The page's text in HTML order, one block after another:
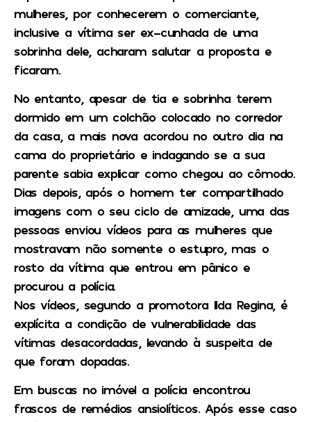
mulheres, por conhecerem o comerciante,
inclusive a vítima ser ex-cunhada de uma
sobrinha dele, acharam salutar a proposta e
ficaram.
No entanto, apesar de tia e sobrinha terem
dormido em um colchão colocado no corredor
da casa, a mais nova acordou no outro dia na
cama do proprietário e indagando se a sua
parente sabia explicar como chegou ao cômodo.
Dias depois, após o homem ter compartilhado
imagens com o seu ciclo de amizade, uma das
pessoas enviou vídeos para as mulheres que
mostravam não somente o estupro, mas o
rosto da vítima que entrou em pânico e
procurou a polícia.
Nos vídeos, segundo a promotora Ilda Regina, é
explícita a condição de vulnerabilidade das
vítimas desacordadas, levando à suspeita de
que foram dopadas.
Em buscas no imóvel a polícia encontrou
frascos de remédios ansiolíticos. Após esse caso